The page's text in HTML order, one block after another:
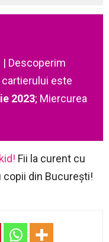
Descoperim
este
2023; Miercurea
Fii la curent cu
din București!